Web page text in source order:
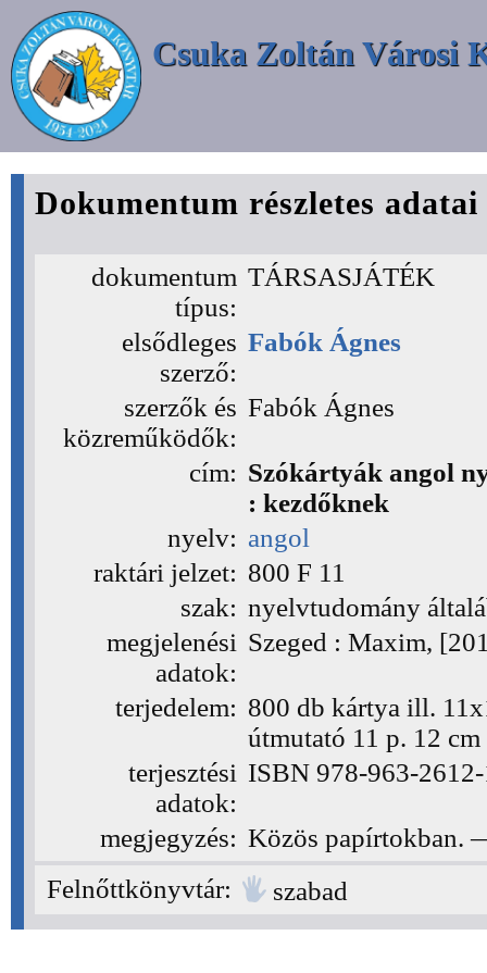
Csuka Zoltán Városi
Dokumentum részletes adatai
dokumentum
típus:
TÁRSASJÁTÉK
elsődleges
szerző:
Fabók Ágnes
szerzők és
közreműködők:
Fabók Ágnes
cím: Szókártyák angol
: kezdőknek
nyelv: angol
raktári jelzet: 800 F 11
szak: nyelvtudomány
megjelenési
adatok:
Szeged : Maxim,
terjedelem: 800 db kártya ill.
útmutató 11 p. 12 cm
terjesztési
adatok:
ISBN 978-963-
megjegyzés: Közös papírtokban.
Felnőttkönyvtár:
szabad